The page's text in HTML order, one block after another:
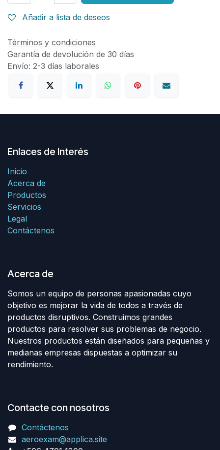
Añadir a lista de deseos
Términos y condiciones
Garantía de devolución de 30 días
Envío: 2-3 días laborales
Enlaces de Interés
Inicio
Acerca de
Productos
Servicios
Legal
Contáctenos
Acerca de
Somos un equipo de personas apasionadas cuyo
objetivo es mejorar la vida de todos a través de
productos disruptivos. Construimos grandes
productos para resolver sus problemas de negocio.
Nuestros productos están diseñados para pequeñas y
medianas empresas dispuestas a optimizar su
rendimiento.
Contacte con nosotros
Contáctenos
aeroexam@applica.site